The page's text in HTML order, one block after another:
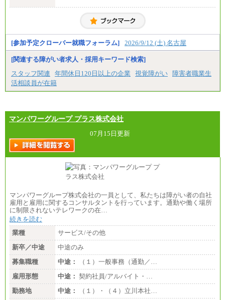
経験年数を加味した金額となります。
【会計年度任用職員】初任給/2026年4月実績
週20時間勤務 月給：11万3,499円
(注)上記の初任給は、給料月額に一律地域手当を加え
たものです。
中途：
【正規職員・行政一般（初任給）】初任給
月給：22万7,202円～(一律地域手当を含む)
(注)上記の初任給は、高校卒業後の新卒の場合で給料
経験年数を加味した金額となります。
(注)採用時までに給与改定があった場合は、改訂後の
額となります。
【会計年度任用職員】初任給
週30時間勤務 月給：17万248円
週20時間勤務 月給：11万3,499円
(注)上記の初任給は、給料月額に一律地域手当を加え
たものです。
(注)採用時までに給与改定があった場合は、改訂後の
[参加予定クローバー就職フォーラム] 2026/9/12 (土) 名古屋
[関連する障がい者求人・採用キーワード検索]
スタッフ関連
年間休日120日以上の企業 視覚障がい 障害者職業生
活相談員が在籍
マンパワーグループ プラス株式会社
07月15日更新
マンパワーグループ株式会社の一員として、私たちは障がい者の自社
雇用と雇用に関するコンサルタントを行っています。通勤や働く場所
に制限されないテレワークの在…
続きを読む
業種
サービス/その他
新卒／中途
中途のみ
募集職種
中途：
（１）一般事務（通勤／…
雇用形態
中途： 契約社員/アルバイト・…
勤務地
中途：
（１）・（４）立川本社…